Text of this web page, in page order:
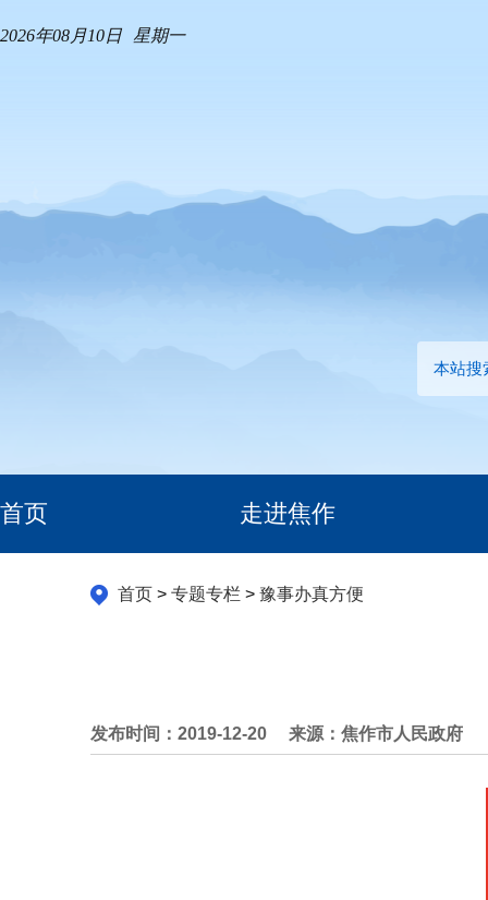
2026年08月10日 星期一
本站搜
首页 走进焦作
首页> 专题专栏 > 豫事办真方便
发布时间：2019-12-20 来源：焦作市人民政府